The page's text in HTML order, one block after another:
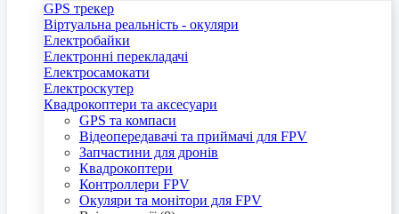
GPS трекер
Віртуальна реальність - окуляри
Електробайки
Електронні перекладачі
Електросамокати
Електроскутер
Квадрокоптери та аксесуари
GPS та компаси
Відеопередавачі та приймачі для FPV
Запчастини для дронів
Квадрокоптери
Контроллери FPV
Окуляри та монітори для FPV